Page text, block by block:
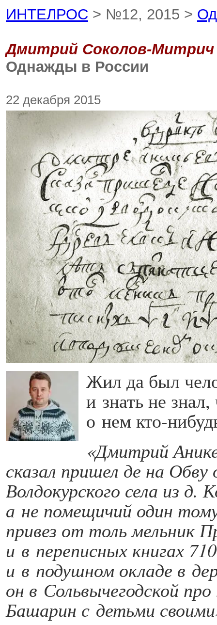
ИНТЕЛРОС > №12, 2015 >
Дмитрий Соколов-Митрич
Однажды в России
22 декабря 2015
Жил да был
и знать не
о нем кто-
«Дмитрий
сказал пришел де на
Волдокурского села из д.
а не помещичий один
привез от толь мельник
и в переписных книгах
и в подушном окладе в
он в Сольвычегодской
Башарин с детьми